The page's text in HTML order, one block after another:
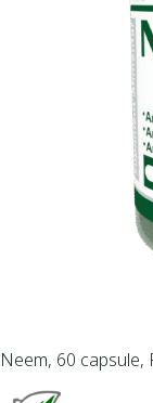
Neem, 60 capsule,